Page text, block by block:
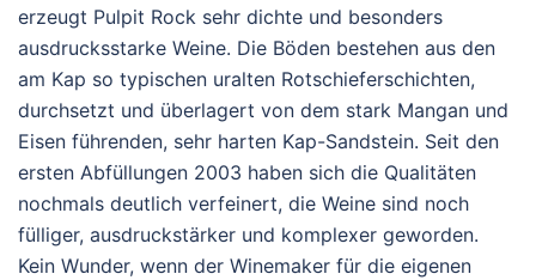
erzeugt Pulpit Rock sehr dichte und besonders
ausdrucksstarke Weine. Die Böden bestehen aus den
am Kap so typischen uralten Rotschieferschichten,
durchsetzt und überlagert von dem stark Mangan und
Eisen führenden, sehr harten Kap-Sandstein. Seit den
ersten Abfüllungen 2003 haben sich die Qualitäten
nochmals deutlich verfeinert, die Weine sind noch
fülliger, ausdruckstärker und komplexer geworden.
Kein Wunder, wenn der Winemaker für die eigenen